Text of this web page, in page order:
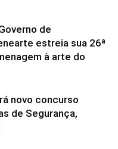
de
estreia sua 26ª
à arte do
novo concurso
de Segurança,